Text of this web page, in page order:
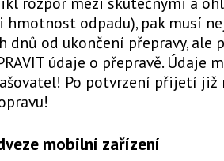
hmotnost odpadu), pak musí
dnů od ukončení přepravy, ale
údaje o přepravě. Údaje
Po potvrzení přijetí již
mobilní zařízení